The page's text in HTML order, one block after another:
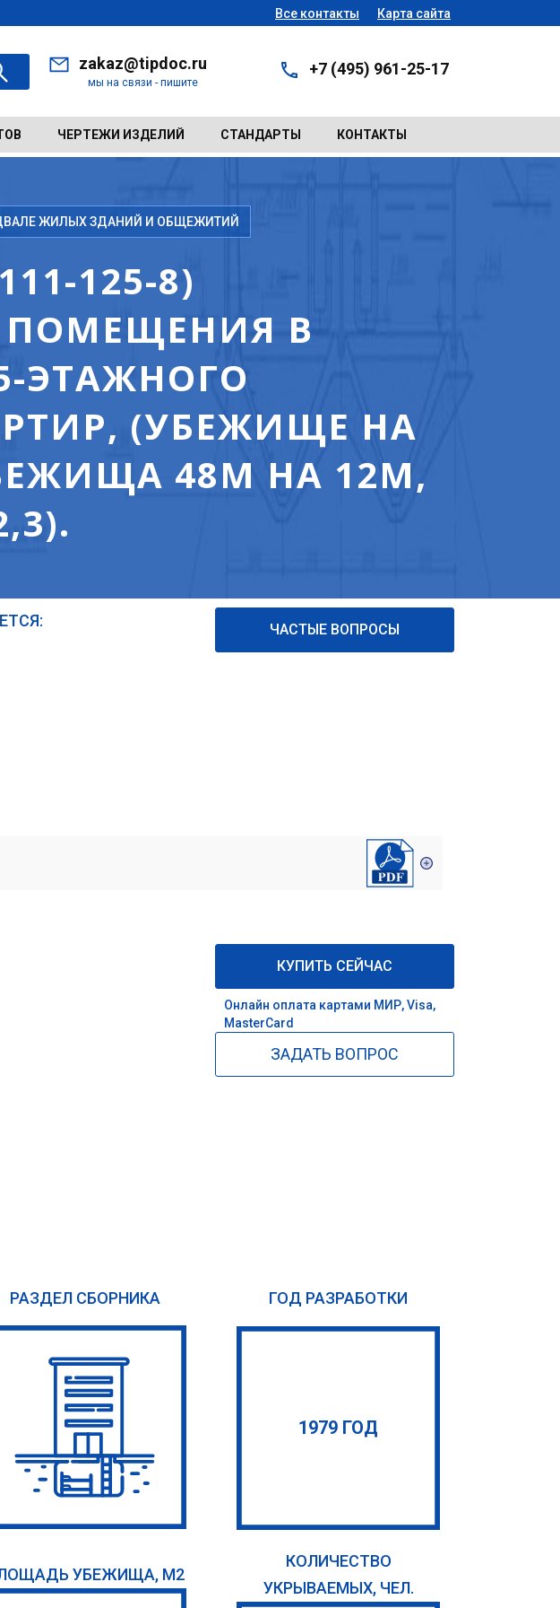
Все контакты Карта сайта
zakaz@tipdoc.ru
мы на связи - пишите
+7 (495) 961-25-17
ЧЕРТЕЖИ ИЗДЕЛИЙ СТАНДАРТЫ КОНТАКТЫ
ЖИЛЫХ ЗДАНИЙ И ОБЩЕЖИТИЙ
125-8)
ПОМЕЩЕНИЯ В
ЭТАЖНОГО
(УБЕЖИЩЕ НА
48М НА 12М,
ЧАСТЫЕ ВОПРОСЫ
КУПИТЬ СЕЙЧАС
Онлайн оплата картами МИР, Visa,
MasterCard
ЗАДАТЬ ВОПРОС
РАЗДЕЛ СБОРНИКА ГОД РАЗРАБОТКИ
1979 ГОД
УБЕЖИЩА, М2
КОЛИЧЕСТВО
УКРЫВАЕМЫХ, ЧЕЛ.